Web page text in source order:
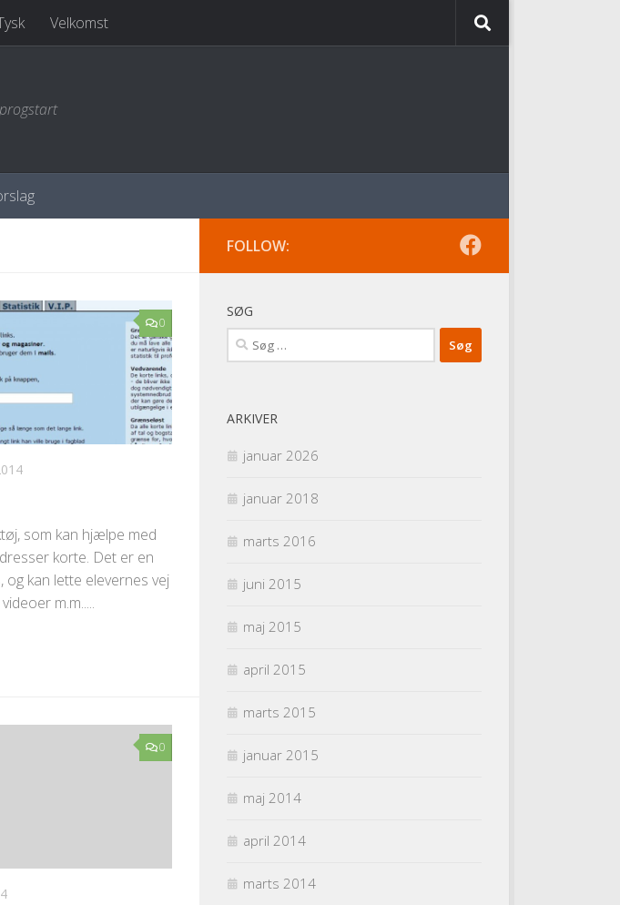
Velkomst
0
som kan hjælpe med
korte. Det er en
og kan lette elevernes vej
m.m.....
0
FOLLOW:
SØG
Søg
efter:
ARKIVER
januar 2026
januar 2018
marts 2016
juni 2015
maj 2015
april 2015
marts 2015
januar 2015
maj 2014
april 2014
marts 2014